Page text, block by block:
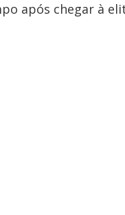
após chegar à